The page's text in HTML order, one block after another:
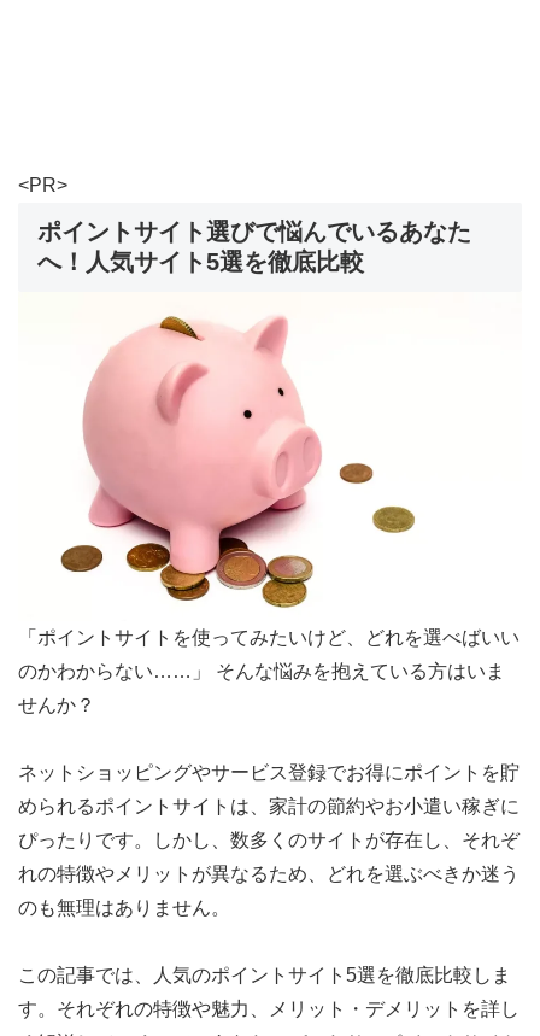
<PR>
ポイントサイト選びで悩んでいるあなた
へ！人気サイト5選を徹底比較
「ポイントサイトを使ってみたいけど、どれを選べばいい
のかわからない……」 そんな悩みを抱えている方はいま
せんか？
ネットショッピングやサービス登録でお得にポイントを貯
められるポイントサイトは、家計の節約やお小遣い稼ぎに
ぴったりです。しかし、数多くのサイトが存在し、それぞ
れの特徴やメリットが異なるため、どれを選ぶべきか迷う
のも無理はありません。
この記事では、人気のポイントサイト5選を徹底比較しま
す。それぞれの特徴や魅力、メリット・デメリットを詳し